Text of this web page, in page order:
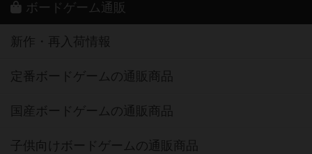
ボードゲーム通販
新作・再入荷情報
定番ボードゲームの通販商品
国産ボードゲームの通販商品
子供向けボードゲームの通販商品